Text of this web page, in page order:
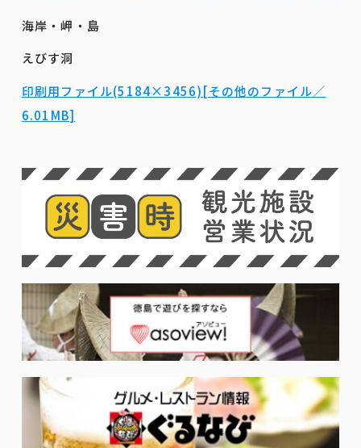
海岸・岬・島
えびす洞
印刷用ファイル(5184×3456)[その他のファイル／
6.01MB]